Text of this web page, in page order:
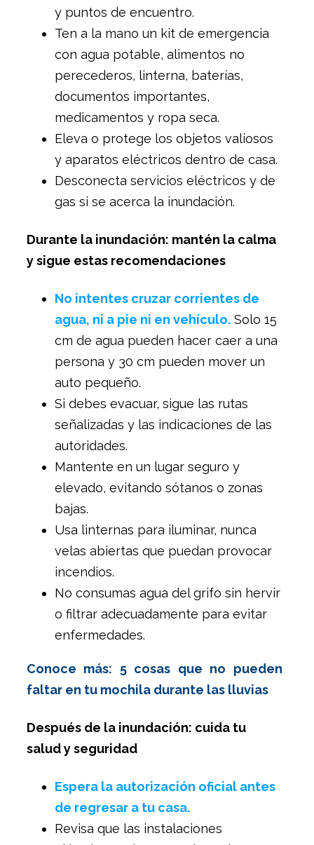
y puntos de encuentro.
Ten a la mano un kit de emergencia
con agua potable, alimentos no
perecederos, linterna, baterías,
documentos importantes,
medicamentos y ropa seca.
Eleva o protege los objetos valiosos
y aparatos eléctricos dentro de casa.
Desconecta servicios eléctricos y de
gas si se acerca la inundación.
Durante la inundación: mantén la calma
y sigue estas recomendaciones
No intentes cruzar corrientes de
agua, ni a pie ni en vehículo. Solo 15
cm de agua pueden hacer caer a una
persona y 30 cm pueden mover un
auto pequeño.
Si debes evacuar, sigue las rutas
señalizadas y las indicaciones de las
autoridades.
Mantente en un lugar seguro y
elevado, evitando sótanos o zonas
bajas.
Usa linternas para iluminar, nunca
velas abiertas que puedan provocar
incendios.
No consumas agua del grifo sin hervir
o filtrar adecuadamente para evitar
enfermedades.
Conoce más: 5 cosas que no pueden
faltar en tu mochila durante las lluvias
Después de la inundación: cuida tu
salud y seguridad
Espera la autorización oficial antes
de regresar a tu casa.
Revisa que las instalaciones